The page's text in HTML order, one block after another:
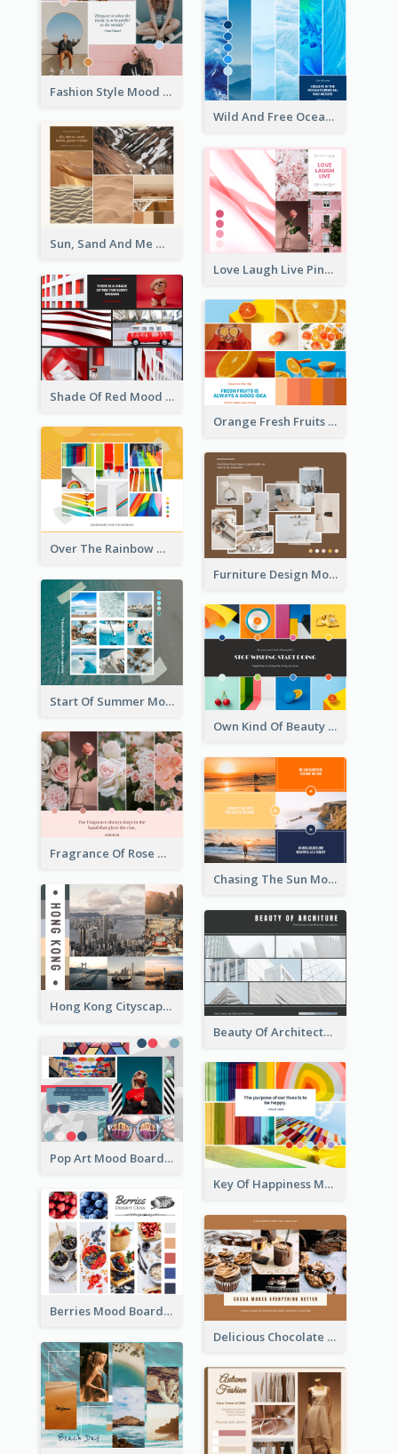
Fashion Style Mood Board
Wild And Free Ocean Mood Board
Sun, Sand And Me Mood Board
Love Laugh Live Pink Mood Board
Shade Of Red Mood Board
Orange Fresh Fruits Mood Board
Over The Rainbow Mood Board
Furniture Design Mood Board
Start Of Summer Mood Board
Own Kind Of Beauty Mood Board
Fragrance Of Rose Mood Board
Chasing The Sun Mood Board
Hong Kong Cityscape Mood Board
Beauty Of Architecture Mood Board
Pop Art Mood Board
Key Of Happiness Mood Board
Berries Mood Board
Delicious Chocolate Mood Board